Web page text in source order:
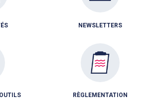
NEWSLETTERS
RÈGLEMENTATION